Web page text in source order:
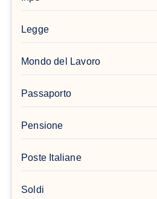
Legge
Mondo del Lavoro
Passaporto
Pensione
Poste Italiane
Soldi